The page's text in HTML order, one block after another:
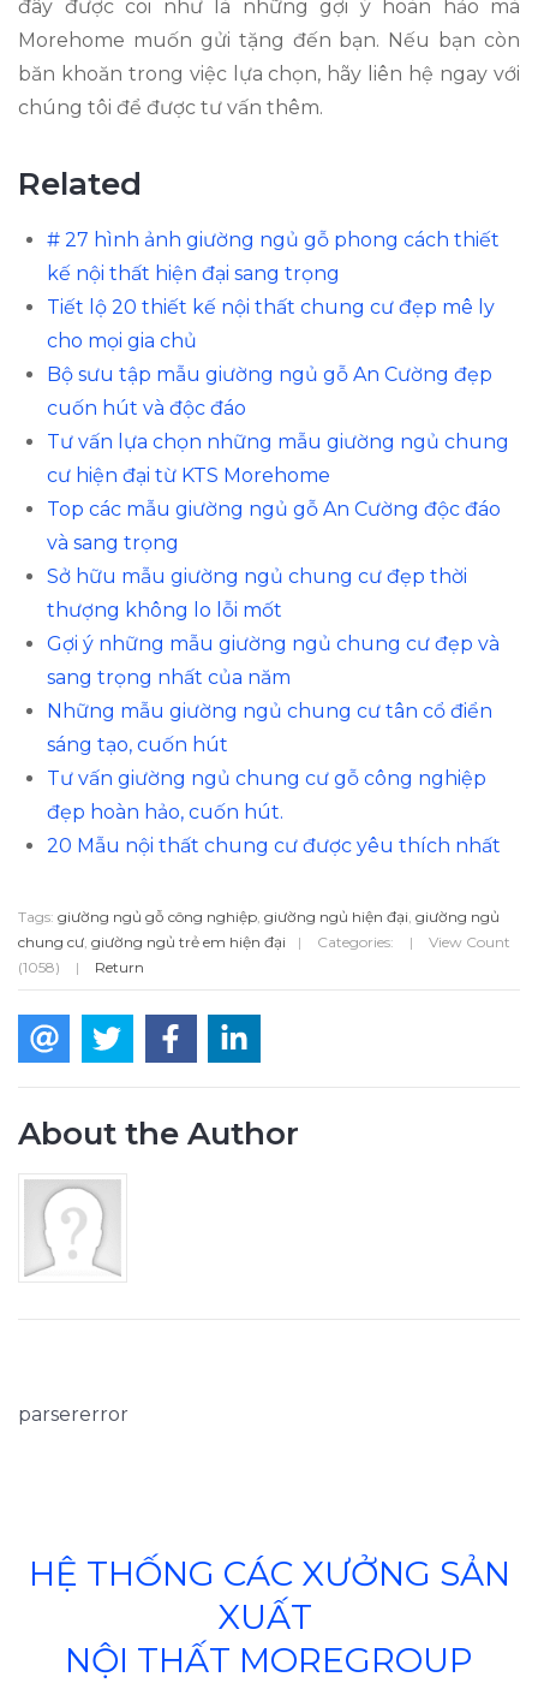
đây được coi như là những gợi ý hoàn hảo mà
Morehome muốn gửi tặng đến bạn. Nếu bạn còn
băn khoăn trong việc lựa chọn, hãy liên hệ ngay với
chúng tôi để được tư vấn thêm.
Related
# 27 hình ảnh giường ngủ gỗ phong cách thiết
kế nội thất hiện đại sang trọng
Tiết lộ 20 thiết kế nội thất chung cư đẹp mê ly
cho mọi gia chủ
Bộ sưu tập mẫu giường ngủ gỗ An Cường đẹp
cuốn hút và độc đáo
Tư vấn lựa chọn những mẫu giường ngủ chung
cư hiện đại từ KTS Morehome
Top các mẫu giường ngủ gỗ An Cường độc đáo
và sang trọng
Sở hữu mẫu giường ngủ chung cư đẹp thời
thượng không lo lỗi mốt
Gợi ý những mẫu giường ngủ chung cư đẹp và
sang trọng nhất của năm
Những mẫu giường ngủ chung cư tân cổ điển
sáng tạo, cuốn hút
Tư vấn giường ngủ chung cư gỗ công nghiệp
đẹp hoàn hảo, cuốn hút.
20 Mẫu nội thất chung cư được yêu thích nhất
Tags: giường ngủ gỗ công nghiệp, giường ngủ hiện đại, giường ngủ
chung cư, giường ngủ trẻ em hiện đại | Categories: |
View Count
(1058)
| Return
About the Author
parsererror
HỆ THỐNG CÁC XƯỞNG SẢN
XUẤT
NỘI THẤT MOREGROUP